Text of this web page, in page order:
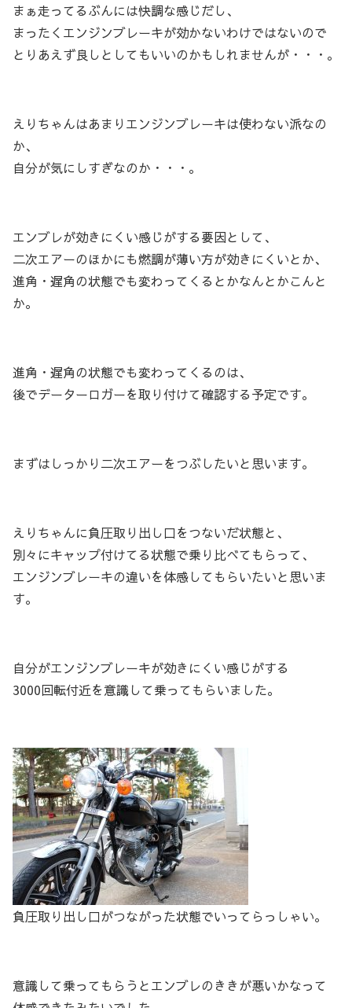
まぁ走ってるぶんには快調な感じだし、
まったくエンジンブレーキが効かないわけではないので
とりあえず良しとしてもいいのかもしれませんが・・・。
えりちゃんはあまりエンジンブレーキは使わない派なの
か、
自分が気にしすぎなのか・・・。
エンブレが効きにくい感じがする要因として、
二次エアーのほかにも燃調が薄い方が効きにくいとか、
進角・遅角の状態でも変わってくるとかなんとかこんと
か。
進角・遅角の状態でも変わってくるのは、
後でデーターロガーを取り付けて確認する予定です。
まずはしっかり二次エアーをつぶしたいと思います。
えりちゃんに負圧取り出し口をつないだ状態と、
別々にキャップ付けてる状態で乗り比べてもらって、
エンジンブレーキの違いを体感してもらいたいと思いま
す。
自分がエンジンブレーキが効きにくい感じがする
3000回転付近を意識して乗ってもらいました。
負圧取り出し口がつながった状態でいってらっしゃい。
意識して乗ってもらうとエンブレのききが悪いかなって